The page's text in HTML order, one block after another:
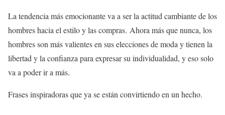
La tendencia más emocionante va a ser la actitud cambiante de los
hombres hacia el estilo y las compras. Ahora más que nunca, los
hombres son más valientes en sus elecciones de moda y tienen la
libertad y la confianza para expresar su individualidad, y eso solo
va a poder ir a más.
Frases inspiradoras que ya se están convirtiendo en un hecho.